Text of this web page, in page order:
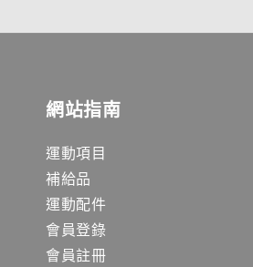
網站指南
運動項目
補給品
運動配件
會員登錄
會員註冊